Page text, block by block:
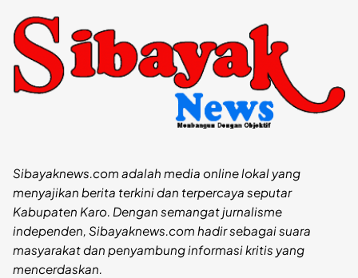
Sibayaknews.com adalah media online lokal yang
menyajikan berita terkini dan terpercaya seputar
Kabupaten Karo. Dengan semangat jurnalisme
independen, Sibayaknews.com hadir sebagai suara
masyarakat dan penyambung informasi kritis yang
mencerdaskan.